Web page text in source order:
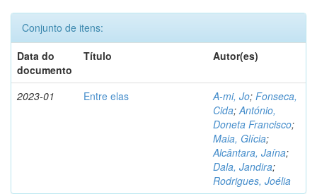
Conjunto de itens:
Data do
documento
Título Autor(es)
2023-01 Entre elas A-mi, Jo; Fonseca,
Cida;António,
Doneta Francisco;
Maia, Glícia;
Alcântara, Jaína;
Dala, Jandira;
Rodrigues, Joélia